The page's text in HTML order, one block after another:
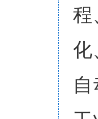
程
化